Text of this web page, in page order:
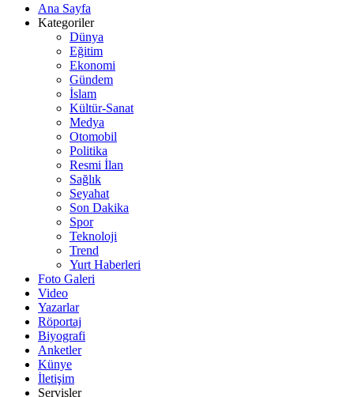
Ana Sayfa
Kategoriler
Dünya
Eğitim
Ekonomi
Gündem
İslam
Kültür-Sanat
Medya
Otomobil
Politika
Resmi İlan
Sağlık
Seyahat
Son Dakika
Spor
Teknoloji
Trend
Yurt Haberleri
Foto Galeri
Video
Yazarlar
Röportaj
Biyografi
Anketler
Künye
İletişim
Servisler